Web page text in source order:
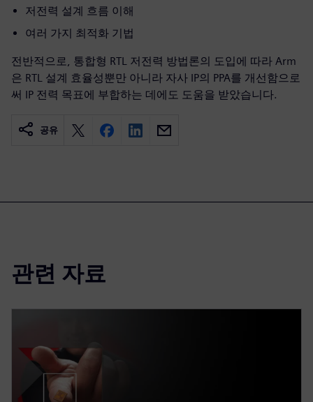
저전력 설계 흐름 이해
여러 가지 최적화 기법
전반적으로, 통합형 RTL 저전력 방법론의 도입에 따라 Arm
은 RTL 설계 효율성뿐만 아니라 자사 IP의 PPA를 개선함으로
써 IP 전력 목표에 부합하는 데에도 도움을 받았습니다.
공유
관련 자료